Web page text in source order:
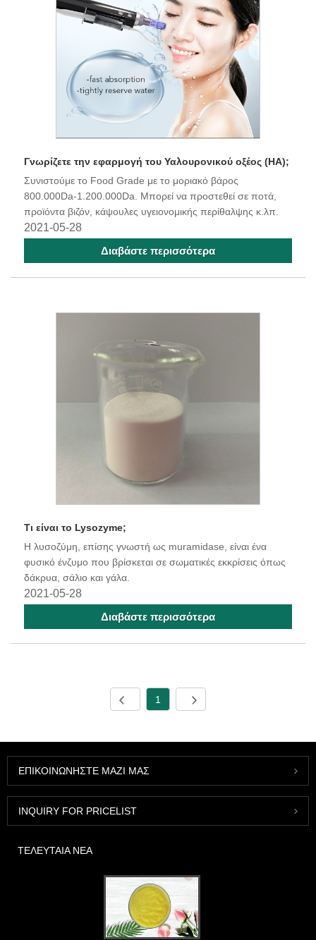
Γνωρίζετε την εφαρμογή του Υαλουρονικού οξέος (HA);
Συνιστούμε το Food Grade με το μοριακό βάρος
800.000Da-1.200.000Da. Μπορεί να προστεθεί σε ποτά,
προϊόντα βιζόν, κάψουλες υγειονομικής περίθαλψης κ.λπ.
2021-05-28
Διαβάστε περισσότερα
Τι είναι το Lysozyme;
Η λυσοζύμη, επίσης γνωστή ως muramidase, είναι ένα
φυσικό ένζυμο που βρίσκεται σε σωματικές εκκρίσεις όπως
δάκρυα, σάλιο και γάλα.
2021-05-28
Διαβάστε περισσότερα
1
ΕΠΙΚΟΙΝΩΝΉΣΤΕ ΜΑΖΊ ΜΑΣ
INQUIRY FOR PRICELIST
ΤΕΛΕΥΤΑΊΑ ΝΈΑ